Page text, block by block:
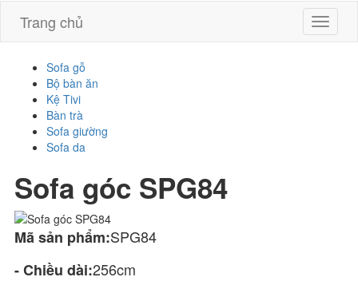
Toggle
Trang chủ
Sofa gỗ
Bộ bàn ăn
Kệ Tivi
Bàn trà
Sofa giường
Sofa da
Sofa góc SPG84
Mã sản phẩm:SPG84
- Chiều dài:256cm